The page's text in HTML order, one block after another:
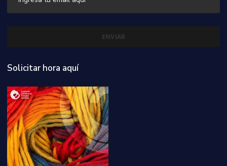
Solicitar hora aquí